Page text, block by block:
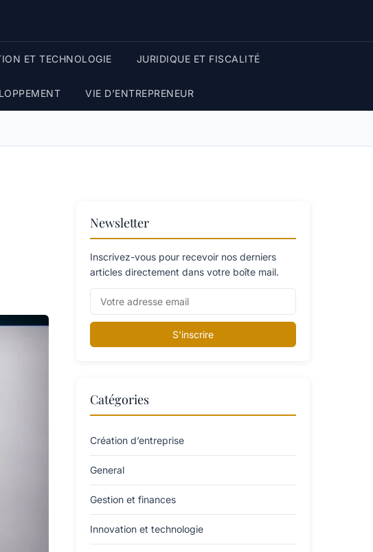
ET TECHNOLOGIE JURIDIQUE ET FISCALITÉ
VIE D’ENTREPRENEUR
Newsletter
Inscrivez-vous pour recevoir nos derniers
articles directement dans votre boîte mail.
S'inscrire
Catégories
Création d’entreprise
General
Gestion et finances
Innovation et technologie